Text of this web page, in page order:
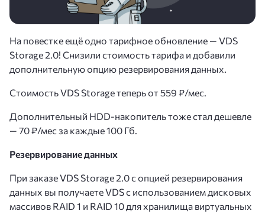
На повестке ещё одно тарифное обновление — VDS
Storage 2.0! Снизили стоимость тарифа и добавили
дополнительную опцию резервирования данных.
Стоимость VDS Storage теперь от 559 ₽/мес.
Дополнительный HDD-накопитель тоже стал дешевле
— 70 ₽/мес за каждые 100 Гб.
Резервирование данных
При заказе VDS Storage 2.0 c опцией резервирования
данных вы получаете VDS c использованием дисковых
массивов RAID 1 и RAID 10 для хранилища виртуальных